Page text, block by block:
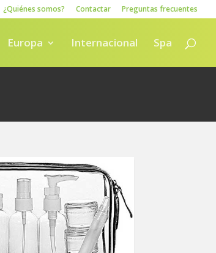
¿Quiénes somos? Contactar Preguntas frecuentes
Europa Internacional Spa